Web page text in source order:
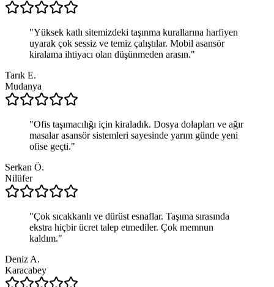
"Yüksek katlı sitemizdeki taşınma kurallarına harfiyen
uyarak çok sessiz ve temiz çalıştılar. Mobil asansör
kiralama ihtiyacı olan düşünmeden arasın."
Tarık E.
Mudanya
"Ofis taşımacılığı için kiraladık. Dosya dolapları ve ağır
masalar asansör sistemleri sayesinde yarım günde yeni
ofise geçti."
Serkan Ö.
Nilüfer
"Çok sıcakkanlı ve dürüst esnaflar. Taşıma sırasında
ekstra hiçbir ücret talep etmediler. Çok memnun
kaldım."
Deniz A.
Karacabey